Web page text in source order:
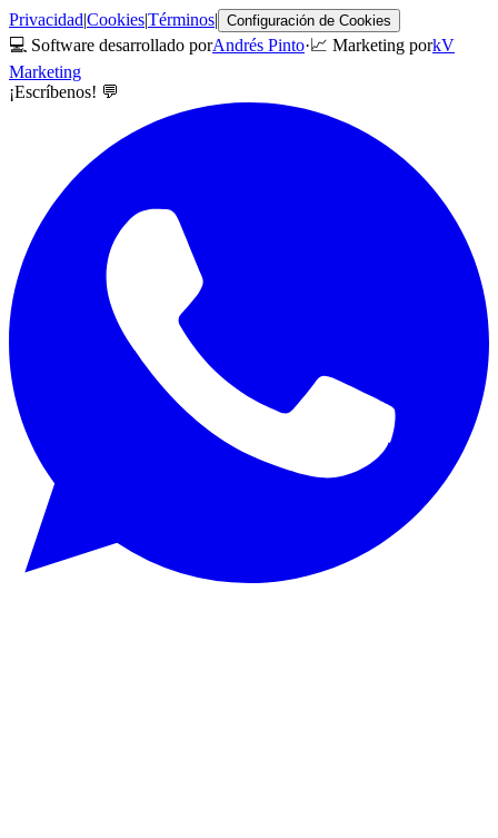
Privacidad|Cookies|Términos| Configuración de Cookies
💻 Software desarrollado porAndrés Pinto·📈 Marketing porkV
Marketing
¡Escríbenos! 💬